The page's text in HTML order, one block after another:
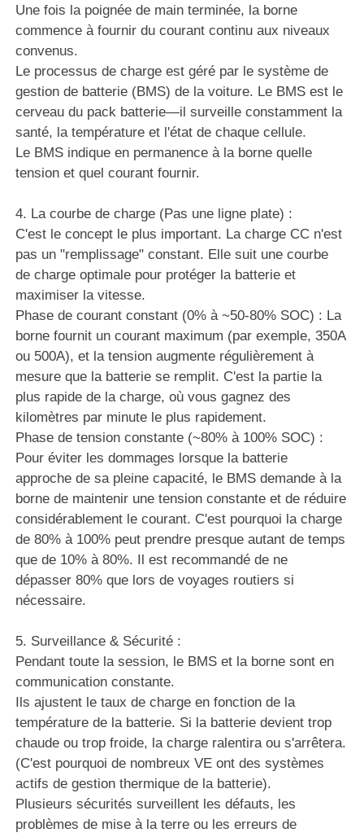
Une fois la poignée de main terminée, la borne
commence à fournir du courant continu aux niveaux
convenus.
Le processus de charge est géré par le système de
gestion de batterie (BMS) de la voiture. Le BMS est le
cerveau du pack batterie—il surveille constamment la
santé, la température et l'état de chaque cellule.
Le BMS indique en permanence à la borne quelle
tension et quel courant fournir.
4. La courbe de charge (Pas une ligne plate) :
C'est le concept le plus important. La charge CC n'est
pas un "remplissage" constant. Elle suit une courbe
de charge optimale pour protéger la batterie et
maximiser la vitesse.
Phase de courant constant (0% à ~50-80% SOC) : La
borne fournit un courant maximum (par exemple, 350A
ou 500A), et la tension augmente régulièrement à
mesure que la batterie se remplit. C'est la partie la
plus rapide de la charge, où vous gagnez des
kilomètres par minute le plus rapidement.
Phase de tension constante (~80% à 100% SOC) :
Pour éviter les dommages lorsque la batterie
approche de sa pleine capacité, le BMS demande à la
borne de maintenir une tension constante et de réduire
considérablement le courant. C'est pourquoi la charge
de 80% à 100% peut prendre presque autant de temps
que de 10% à 80%. Il est recommandé de ne
dépasser 80% que lors de voyages routiers si
nécessaire.
5. Surveillance & Sécurité :
Pendant toute la session, le BMS et la borne sont en
communication constante.
Ils ajustent le taux de charge en fonction de la
température de la batterie. Si la batterie devient trop
chaude ou trop froide, la charge ralentira ou s'arrêtera.
(C'est pourquoi de nombreux VE ont des systèmes
actifs de gestion thermique de la batterie).
Plusieurs sécurités surveillent les défauts, les
problèmes de mise à la terre ou les erreurs de